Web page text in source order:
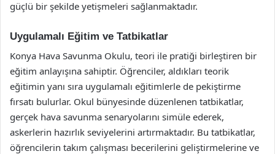
güçlü bir şekilde yetişmeleri sağlanmaktadır.
Uygulamalı Eğitim ve Tatbikatlar
Konya Hava Savunma Okulu, teori ile pratiği birleştiren bir
eğitim anlayışına sahiptir. Öğrenciler, aldıkları teorik
eğitimin yanı sıra uygulamalı eğitimlerle de pekiştirme
fırsatı bulurlar. Okul bünyesinde düzenlenen tatbikatlar,
gerçek hava savunma senaryolarını simüle ederek,
askerlerin hazırlık seviyelerini artırmaktadır. Bu tatbikatlar,
öğrencilerin takım çalışması becerilerini geliştirmelerine ve